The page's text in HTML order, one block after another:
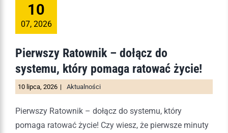
10
07, 2026
Pierwszy Ratownik – dołącz do
systemu, który pomaga ratować życie!
10 lipca, 2026 | Aktualności
Pierwszy Ratownik – dołącz do systemu, który
pomaga ratować życie! Czy wiesz, że pierwsze minuty